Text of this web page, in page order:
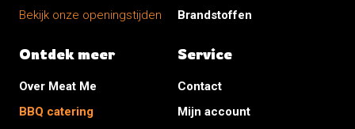
Bekijk onze openingstijden
Brandstoffen
Ontdek meer
Over Meat Me
BBQ catering
Service
Contact
Mijn account